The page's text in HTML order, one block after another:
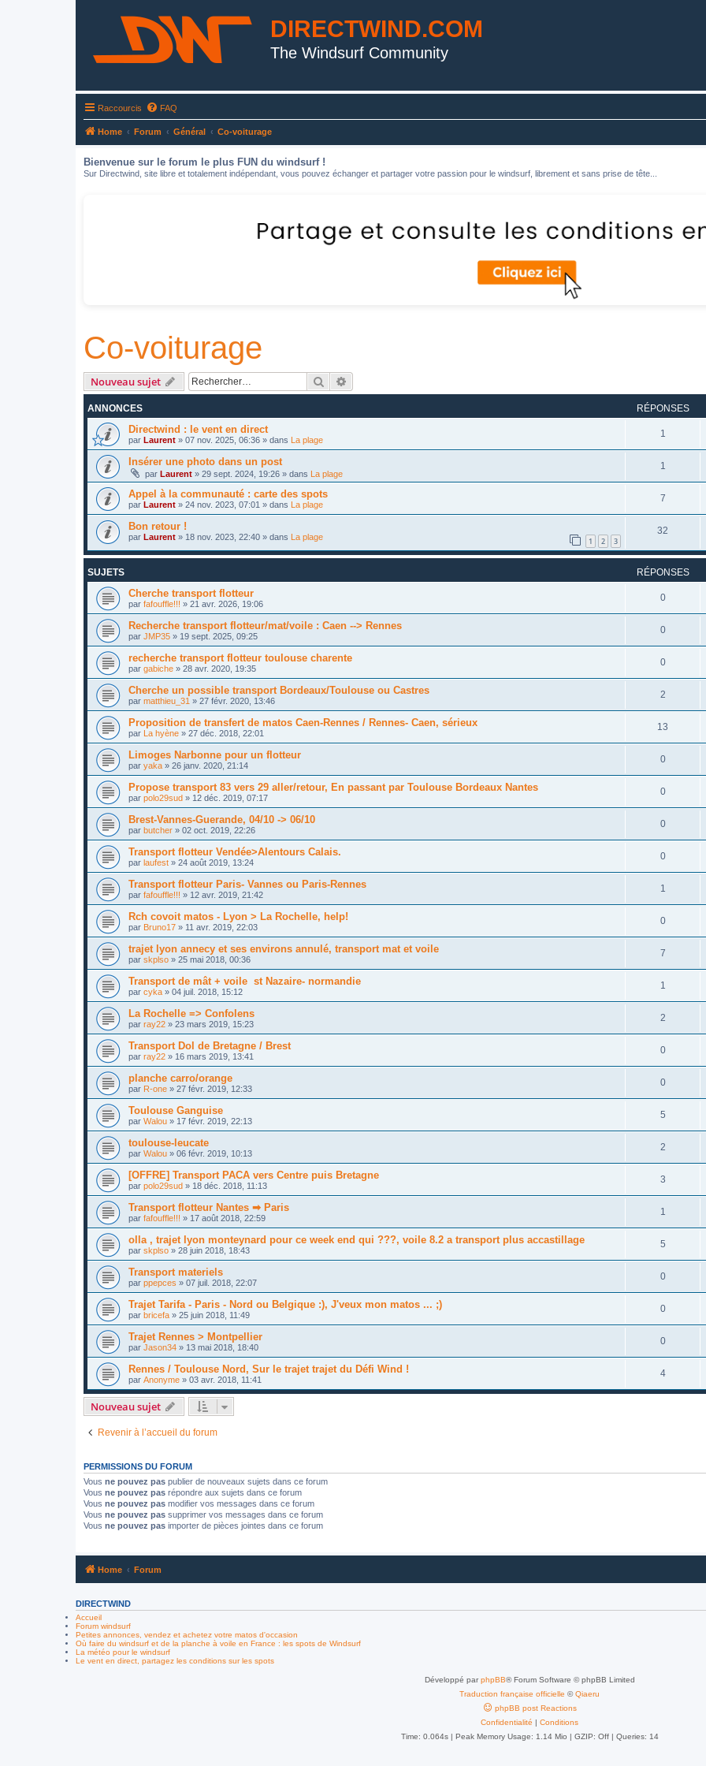
DIRECTWIND.COM
The Windsurf Community
Raccourcis FAQ
Home Forum Général Co-voiturage
Bienvenue sur le forum le plus FUN du windsurf !
Sur Directwind, site libre et totalement indépendant, vous pouvez échanger et partager votre passion pour le windsurf, librement et sans prise de tête...
Co-voiturage
Nouveau sujet Rechercher
ANNONCES RÉPONSES
Directwind : le vent en direct
par Laurent » 07 nov. 2025, 06:36 » dans La plage
1
Insérer une photo dans un post
par Laurent » 29 sept. 2024, 19:26 » dans La plage
1
Appel à la communauté : carte des spots
par Laurent » 24 nov. 2023, 07:01 » dans La plage
7
Bon retour !
par Laurent » 18 nov. 2023, 22:40 » dans La plage 1 2 3
32
SUJETS RÉPONSES
Cherche transport flotteur
par fafouffle!!! » 21 avr. 2026, 19:06
0
Recherche transport flotteur/mat/voile : Caen --> Rennes
par JMP35 » 19 sept. 2025, 09:25
0
recherche transport flotteur toulouse charente
par gabiche » 28 avr. 2020, 19:35
0
Cherche un possible transport Bordeaux/Toulouse ou Castres
par matthieu_31 » 27 févr. 2020, 13:46
2
Proposition de transfert de matos Caen-Rennes / Rennes- Caen, sérieux
par La hyène » 27 déc. 2018, 22:01
13
Limoges Narbonne pour un flotteur
par yaka » 26 janv. 2020, 21:14
0
Propose transport 83 vers 29 aller/retour, En passant par Toulouse Bordeaux Nantes
par polo29sud » 12 déc. 2019, 07:17
0
Brest-Vannes-Guerande, 04/10 -> 06/10
par butcher » 02 oct. 2019, 22:26
0
Transport flotteur Vendée>Alentours Calais.
par laufest » 24 août 2019, 13:24
0
Transport flotteur Paris- Vannes ou Paris-Rennes
par fafouffle!!! » 12 avr. 2019, 21:42
1
Rch covoit matos - Lyon > La Rochelle, help!
par Bruno17 » 11 avr. 2019, 22:03
0
trajet lyon annecy et ses environs annulé, transport mat et voile
par skplso » 25 mai 2018, 00:36
7
Transport de mât + voile st Nazaire- normandie
par cyka » 04 juil. 2018, 15:12
1
La Rochelle => Confolens
par ray22 » 23 mars 2019, 15:23
2
Transport Dol de Bretagne / Brest
par ray22 » 16 mars 2019, 13:41
0
planche carro/orange
par R-one » 27 févr. 2019, 12:33
0
Toulouse Ganguise
par Walou » 17 févr. 2019, 22:13
5
toulouse-leucate
par Walou » 06 févr. 2019, 10:13
2
[OFFRE] Transport PACA vers Centre puis Bretagne
par polo29sud » 18 déc. 2018, 11:13
3
Transport flotteur Nantes ➡ Paris
par fafouffle!!! » 17 août 2018, 22:59
1
olla , trajet lyon monteynard pour ce week end qui ???, voile 8.2 a transport plus accastillage
par skplso » 28 juin 2018, 18:43
5
Transport materiels
par ppepces » 07 juil. 2018, 22:07
0
Trajet Tarifa - Paris - Nord ou Belgique :), J'veux mon matos ... ;)
par bricefa » 25 juin 2018, 11:49
0
Trajet Rennes > Montpellier
par Jason34 » 13 mai 2018, 18:40
0
Rennes / Toulouse Nord, Sur le trajet trajet du Défi Wind !
par Anonyme » 03 avr. 2018, 11:41
4
Nouveau sujet
Revenir à l’accueil du forum
PERMISSIONS DU FORUM
Vous ne pouvez pas publier de nouveaux sujets dans ce forum
Vous ne pouvez pas répondre aux sujets dans ce forum
Vous ne pouvez pas modifier vos messages dans ce forum
Vous ne pouvez pas supprimer vos messages dans ce forum
Vous ne pouvez pas importer de pièces jointes dans ce forum
Home Forum
DIRECTWIND
Accueil
Forum windsurf
Petites annonces, vendez et achetez votre matos d'occasion
Où faire du windsurf et de la planche à voile en France : les spots de Windsurf
La météo pour le windsurf
Le vent en direct, partagez les conditions sur les spots
Développé parphpBB® Forum Software © phpBB Limited
Traduction française officielle ©Qiaeru
phpBB post Reactions
Confidentialité | Conditions
Time: 0.064s| Peak Memory Usage: 1.14 Mio | GZIP: Off | Queries: 14